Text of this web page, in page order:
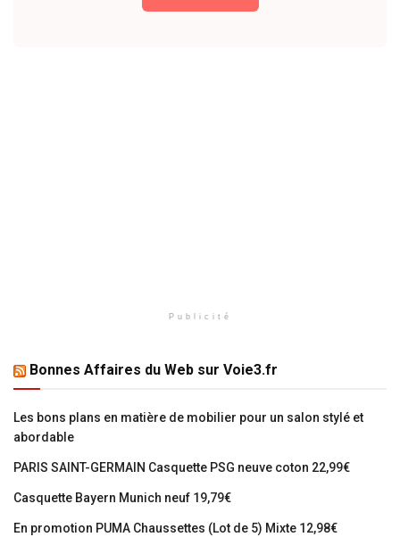
Publicité
Bonnes Affaires du Web sur Voie3.fr
Les bons plans en matière de mobilier pour un salon stylé et
abordable
PARIS SAINT-GERMAIN Casquette PSG neuve coton 22,99€
Casquette Bayern Munich neuf 19,79€
En promotion PUMA Chaussettes (Lot de 5) Mixte 12,98€